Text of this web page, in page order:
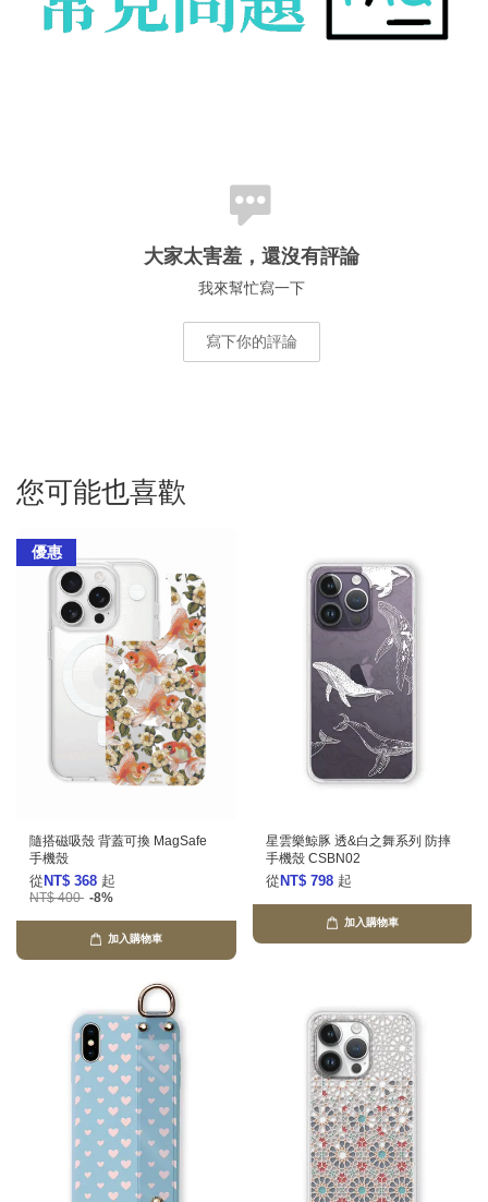
大家太害羞，還沒有評論
我來幫忙寫一下
寫下你的評論
您可能也喜歡
優惠
隨搭磁吸殼 背蓋可換 MagSafe
手機殼
從 NT$ 368 起
NT$ 400 -8%
加入購物車
星雲樂鯨豚 透&白之舞系列 防摔
手機殼 CSBN02
從 NT$ 798 起
加入購物車